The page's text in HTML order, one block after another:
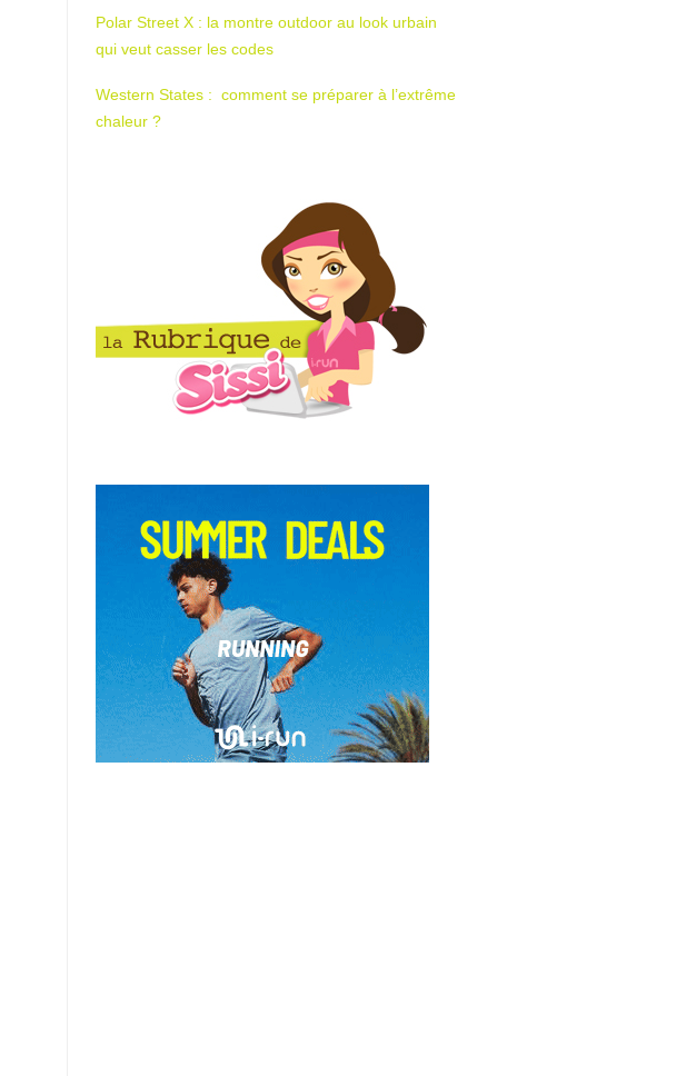
Polar Street X : la montre outdoor au look urbain
qui veut casser les codes
Western States : comment se préparer à l’extrême
chaleur ?